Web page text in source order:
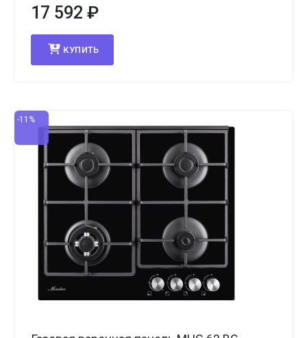
17 592 ₽
КУПИТЬ
-11%